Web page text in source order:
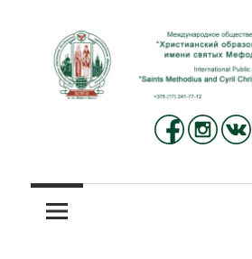
содержимому
Христианский
центр
Международное
«Христианский
образовательный